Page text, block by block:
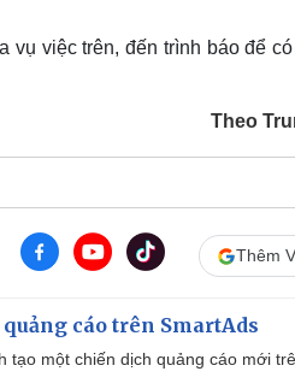
việc trên, đến trình báo để
Theo
Thêm
cáo trên SmartAds
một chiến dịch quảng cáo mới